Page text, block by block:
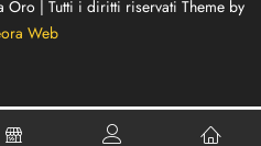
| Tutti i diritti riservati Theme by
Web